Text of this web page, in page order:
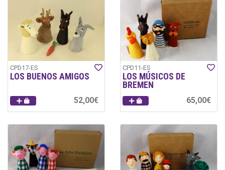
CPD17-ES
LOS BUENOS AMIGOS
52,00€
CPD11-ES
LOS MÚSICOS DE
BREMEN
65,00€